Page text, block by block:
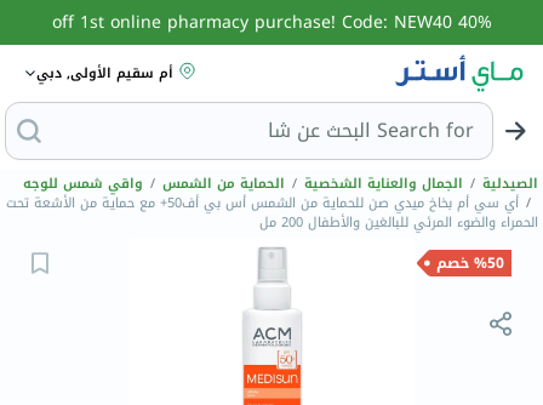
40% off 1st online pharmacy purchase! Code: NEW40
أم سقيم الأولى, دبي
Search for البحث عن شامبو
الصيدلية / الجمال والعناية الشخصية / الحماية من الشمس / واقي شمس للوجه
/ أي سي أم بخاخ ميدي صن للحماية من الشمس أس بي أف50+ مع حماية من الأشعة تحت
الحمراء والضوء المرئي للبالغين والأطفال 200 مل
%50 خصم